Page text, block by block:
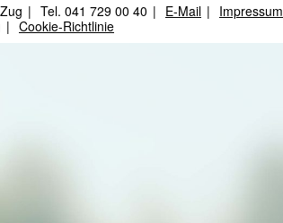
Tel. 041 729 00 40 E-Mail Impressum
Cookie-Richtlinie